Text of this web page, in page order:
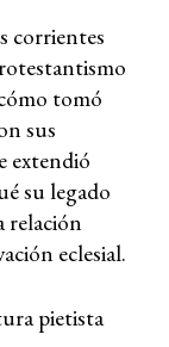
corrientes
tomó
sus
extendió
su legado
relación
eclesial.